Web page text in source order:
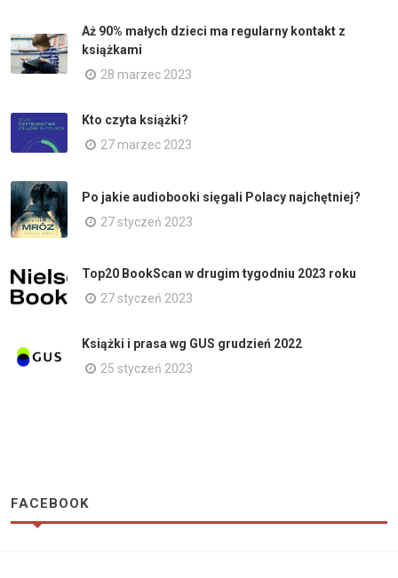
Aż 90% małych dzieci ma regularny kontakt z
książkami
28 marzec 2023
Kto czyta książki?
27 marzec 2023
Po jakie audiobooki sięgali Polacy najchętniej?
27 styczeń 2023
Top20 BookScan w drugim tygodniu 2023 roku
27 styczeń 2023
Książki i prasa wg GUS grudzień 2022
25 styczeń 2023
FACEBOOK